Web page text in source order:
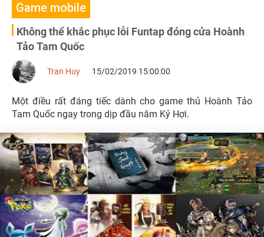
Game mobile
Không thể khắc phục lỗi Funtap đóng cửa Hoành
Tảo Tam Quốc
Tran Huy 15/02/2019 15:00:00
Một điều rất đáng tiếc dành cho game thủ Hoành Tảo
Tam Quốc ngay trong dịp đầu năm Kỷ Hợi.